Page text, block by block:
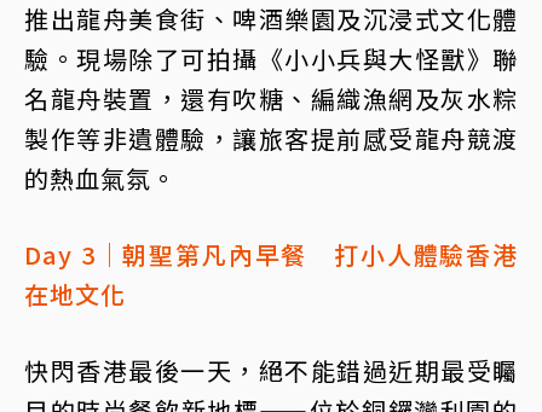
推出龍舟美食街、啤酒樂園及沉浸式文化體
驗。現場除了可拍攝《小小兵與大怪獸》聯
名龍舟裝置，還有吹糖、編織漁網及灰水粽
製作等非遺體驗，讓旅客提前感受龍舟競渡
的熱血氣氛。
Day 3｜朝聖第凡內早餐 打小人體驗香港
在地文化
快閃香港最後一天，絕不能錯過近期最受矚